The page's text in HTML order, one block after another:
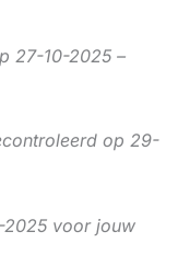
27-10-2025 –
op 29-
voor jouw